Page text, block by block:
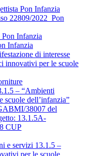
Pon Infanzia
22809/2022_Pon
Infanzia
Infanzia
di interesse
innovativi per le scuole
– “Ambienti
scuole dell’infanzia”
38007 del
13.1.5A-
CUP
e servizi 13.1.5 –